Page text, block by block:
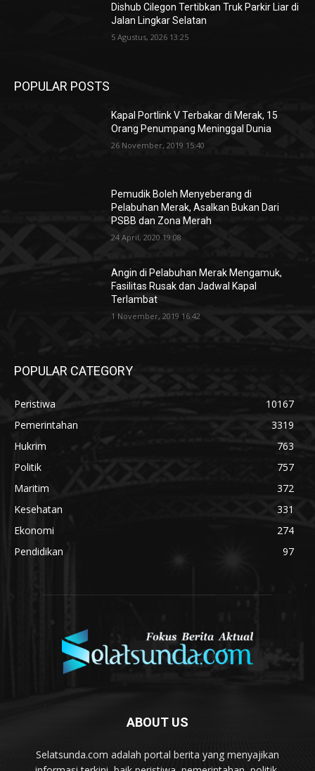
Dishub Cilegon Tertibkan Truk Parkir Liar di
Jalan Lingkar Selatan
5 Agustus, 2026 13:25
POPULAR POSTS
Kapal Portlink V Terbakar di Merak, 15
Orang Penumpang Meninggal Dunia
26 November, 2019 15:40
Pemudik Boleh Menyeberang di
Pelabuhan Merak, Asalkan Bukan Dari
PSBB dan Zona Merah
24 April, 2020 19:08
Angin di Pelabuhan Merak Mengamuk,
Fasilitas Rusak dan Jadwal Kapal
Terlambat
1 November, 2019 16:42
POPULAR CATEGORY
Peristiwa
10167
Pemerintahan
3319
Hukrim
763
Politik
757
Maritim
372
Kesehatan
331
Ekonomi
274
Pendidikan
97
ABOUT US
Selatsunda.com adalah portal berita yang menyajikan